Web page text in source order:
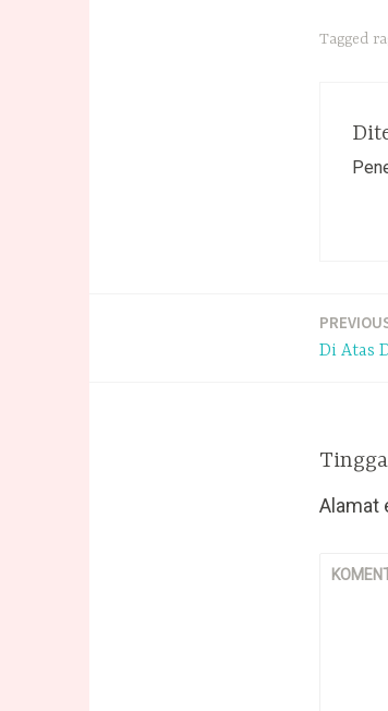
Tagged
Di Atas
Alamat